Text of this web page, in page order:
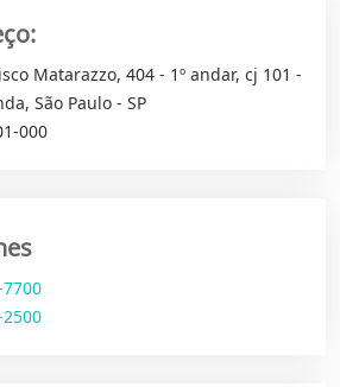
Matarazzo, 404 - 1º andar, cj 101 -
São Paulo - SP
000